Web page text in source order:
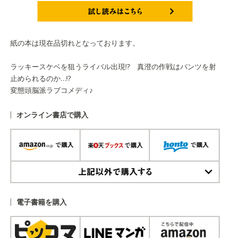
紙の本は現在品切れとなっております。
ラッキースケベを狙うライバル出現!? 真澄の作戦はパンツを射
止められるのか…!?
変態頭脳派ラブコメディ♪
オンライン書店で購入
電子書籍を購入